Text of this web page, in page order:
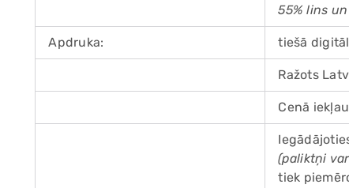
55% lins
Apdruka: tiešā
Ražots
Cenā
(paliktņi
tiek